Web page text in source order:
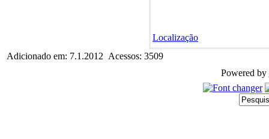
Localização
Adicionado em: 7.1.2012 Acessos: 3509
Powered by